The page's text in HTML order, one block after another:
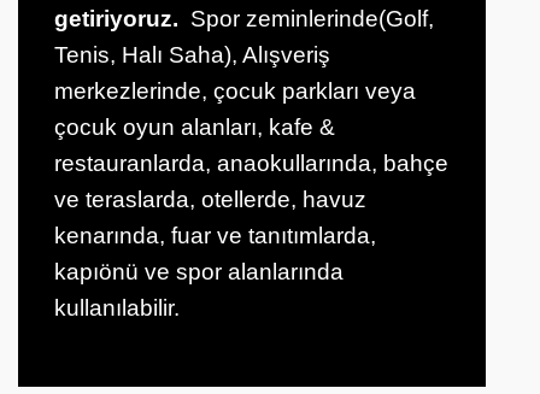
getiriyoruz. Spor zeminlerinde(Golf,
Tenis, Halı Saha), Alışveriş
merkezlerinde, çocuk parkları veya
çocuk oyun alanları, kafe &
restauranlarda, anaokullarında, bahçe
ve teraslarda, otellerde, havuz
kenarında, fuar ve tanıtımlarda,
kapıönü ve spor alanlarında
kullanılabilir.